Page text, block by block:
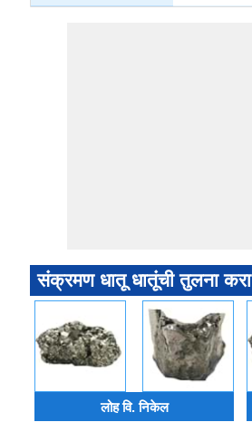
संक्रमण धातू धातूंची तुलना करा
लोह वि. निकेल